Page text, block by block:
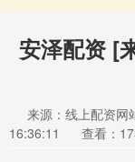
安泽配资 [
来源：线上配资网
16:36:11
查看：